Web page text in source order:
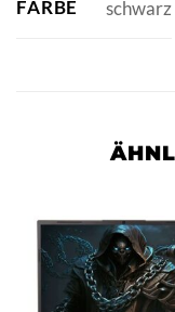
FARBE schwarz